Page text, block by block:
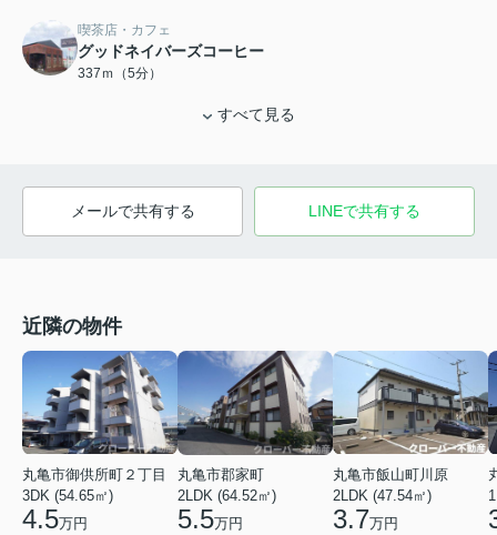
喫茶店・カフェ
グッドネイバーズコーヒー
337ｍ（5分）
すべて見る
メールで共有する LINEで共有する
近隣の物件
丸亀市御供所町２丁目
3DK (54.65㎡)
4.5万円
丸亀市郡家町
2LDK (64.52㎡)
5.5万円
丸亀市飯山町川原
2LDK (47.54㎡)
3.7万円